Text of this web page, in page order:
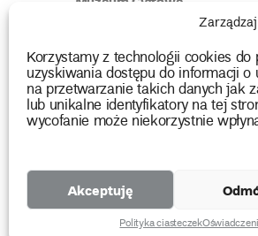
Korzystamy z technologii cookies
uzyskiwania dostępu do informacji
na przetwarzanie takich danych jak
lub unikalne identyfikatory na tej
wycofanie może niekorzystnie
Akceptuję
Polityka ciasteczek
Użyczenia obiektów
Biblioteka
Wydawnictwo
Multimedia
Projekty
unijne